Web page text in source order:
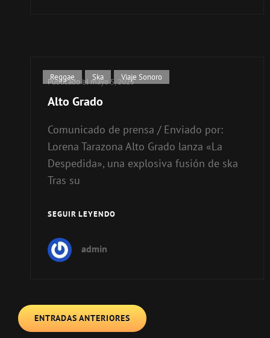
Enlaces
categorías
Reggae , Ska , Viaje Sonoro
Publicado elmayo 5, 2025
Alto Grado
Comunicado de prensa / Enviado por:
Lorena Tarazona Alto Grado lanza «La
Despedida», una explosiva fusión de ska
Tras su
SEGUIR LEYENDO
admin
Navegación
de
ENTRADAS ANTERIORES